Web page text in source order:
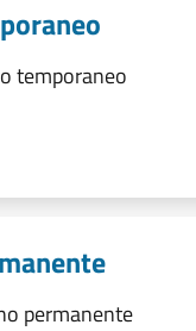
temporaneo
permanente